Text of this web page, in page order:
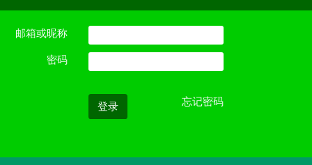
邮箱或昵称
密码
登录 忘记密码